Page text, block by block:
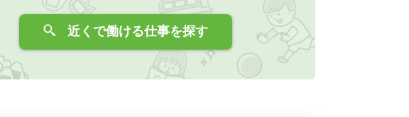
近くで働ける仕事を探す